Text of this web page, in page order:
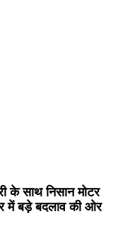
के साथ निसान मोटर
में बड़े बदलाव की ओर